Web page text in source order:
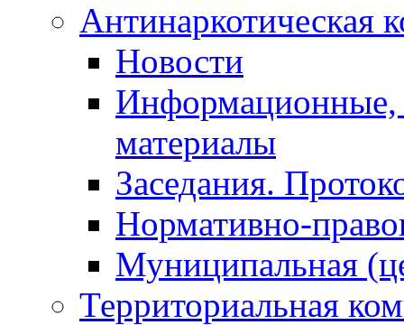
Антинаркотическая
Новости
Информационные,
материалы
Заседания.
Нормативно-
Муниципальная
Территориальная